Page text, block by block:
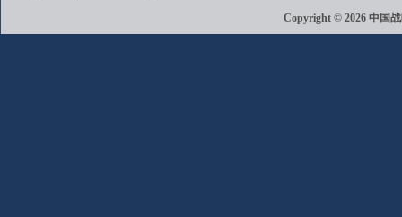
Copyright © 2026 中国